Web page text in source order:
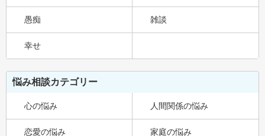
愚痴 雑談
幸せ
悩み相談カテゴリー
心の悩み 人間関係の悩み
恋愛の悩み 家庭の悩み